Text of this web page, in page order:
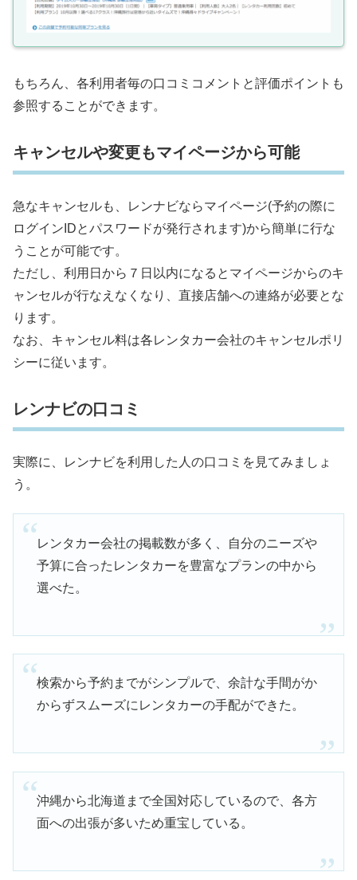
もちろん、各利用者毎の口コミコメントと評価ポイントも
参照することができます。
キャンセルや変更もマイページから可能
急なキャンセルも、レンナビならマイページ(予約の際に
ログインIDとパスワードが発行されます)から簡単に行な
うことが可能です。
ただし、利用日から７日以内になるとマイページからのキ
ャンセルが行なえなくなり、直接店舗への連絡が必要とな
ります。
なお、キャンセル料は各レンタカー会社のキャンセルポリ
シーに従います。
レンナビの口コミ
実際に、レンナビを利用した人の口コミを見てみましょ
う。
レンタカー会社の掲載数が多く、自分のニーズや
予算に合ったレンタカーを豊富なプランの中から
選べた。
検索から予約までがシンプルで、余計な手間がか
からずスムーズにレンタカーの手配ができた。
沖縄から北海道まで全国対応しているので、各方
面への出張が多いため重宝している。